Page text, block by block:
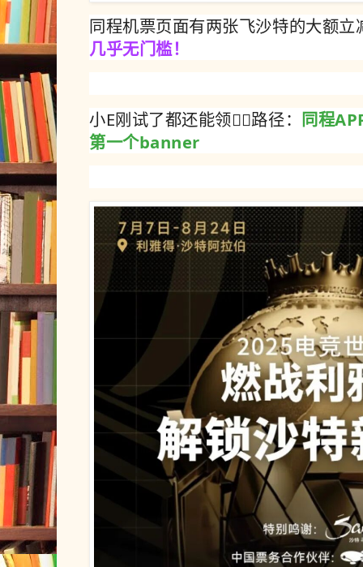
同程机票页面有两张飞沙特的大额立
几乎无门槛！
小E刚试了都还能领👇🏻路径： 同程
第一个banner